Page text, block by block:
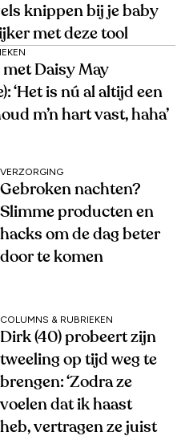
knippen bij je baby
met deze tool
Daisy May
‘Het is nú al altijd een
m’n hart vast, haha’
VERZORGING
Gebroken nachten?
Slimme producten en
hacks om de dag beter
door te komen
COLUMNS & RUBRIEKEN
Dirk (40) probeert zijn
tweeling op tijd weg te
brengen: ‘Zodra ze
voelen dat ik haast
heb, vertragen ze juist